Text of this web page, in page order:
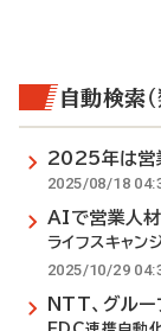
自動検索
2025年は営
2025/08/18
AIで営業人
ライフスキャン
2025/10/29
NTT、グル